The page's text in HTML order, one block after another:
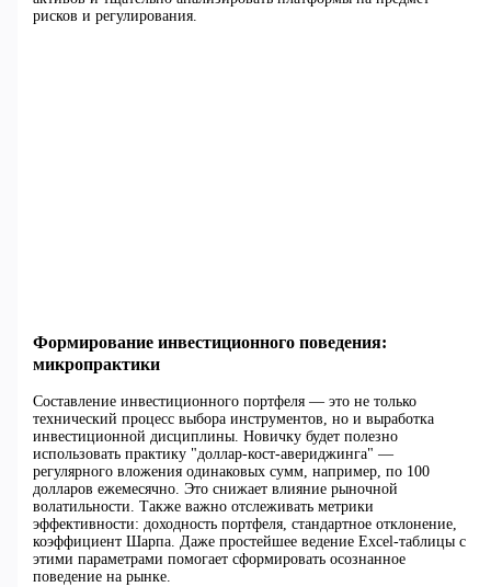
рисков и регулирования.
Формирование инвестиционного поведения:
микропрактики
Составление инвестиционного портфеля — это не только
технический процесс выбора инструментов, но и выработка
инвестиционной дисциплины. Новичку будет полезно
использовать практику "доллар-кост-авериджинга" —
регулярного вложения одинаковых сумм, например, по 100
долларов ежемесячно. Это снижает влияние рыночной
волатильности. Также важно отслеживать метрики
эффективности: доходность портфеля, стандартное отклонение,
коэффициент Шарпа. Даже простейшее ведение Excel-таблицы с
этими параметрами помогает сформировать осознанное
поведение на рынке.